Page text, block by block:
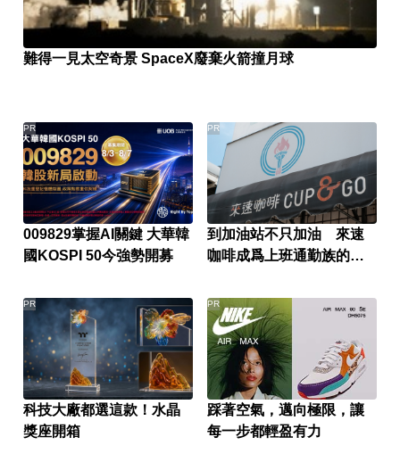
難得一見太空奇景 SpaceX廢棄火箭撞月球
009829掌握AI關鍵 大華韓
國KOSPI 50今強勢開募
PR
到加油站不只加油 來速
咖啡成爲上班通勤族的新
PR
科技大廠都選這款！水晶
獎座開箱
PR
踩著空氣，邁向極限，讓
每一步都輕盈有力
PR